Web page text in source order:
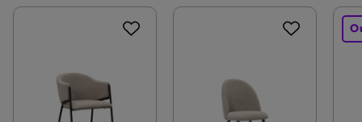
Tekstil
Funksjon